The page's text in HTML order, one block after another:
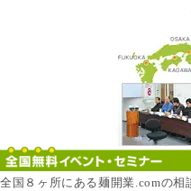
全国８ヶ所にある麺開業.comの相